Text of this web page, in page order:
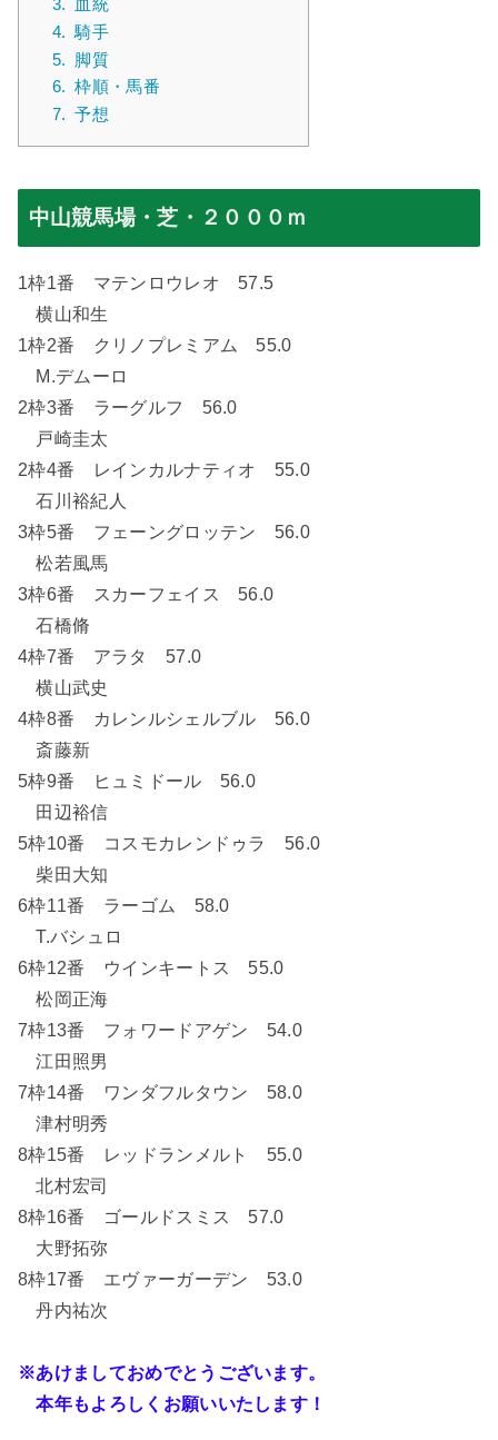
3.
血統
4. 騎手
5. 脚質
6. 枠順・馬番
7. 予想
中山競馬場・芝・２０００ｍ
1枠1番 マテンロウレオ 57.5
横山和生
1枠2番 クリノプレミアム 55.0
M.デムーロ
2枠3番 ラーグルフ 56.0
戸崎圭太
2枠4番 レインカルナティオ 55.0
石川裕紀人
3枠5番 フェーングロッテン 56.0
松若風馬
3枠6番 スカーフェイス 56.0
石橋脩
4枠7番 アラタ 57.0
横山武史
4枠8番 カレンルシェルブル 56.0
斎藤新
5枠9番 ヒュミドール 56.0
田辺裕信
5枠10番 コスモカレンドゥラ 56.0
柴田大知
6枠11番 ラーゴム 58.0
T.バシュロ
6枠12番 ウインキートス 55.0
松岡正海
7枠13番 フォワードアゲン 54.0
江田照男
7枠14番 ワンダフルタウン 58.0
津村明秀
8枠15番 レッドランメルト 55.0
北村宏司
8枠16番 ゴールドスミス 57.0
大野拓弥
8枠17番 エヴァーガーデン 53.0
丹内祐次
※あけましておめでとうございます。
本年もよろしくお願いいたします！